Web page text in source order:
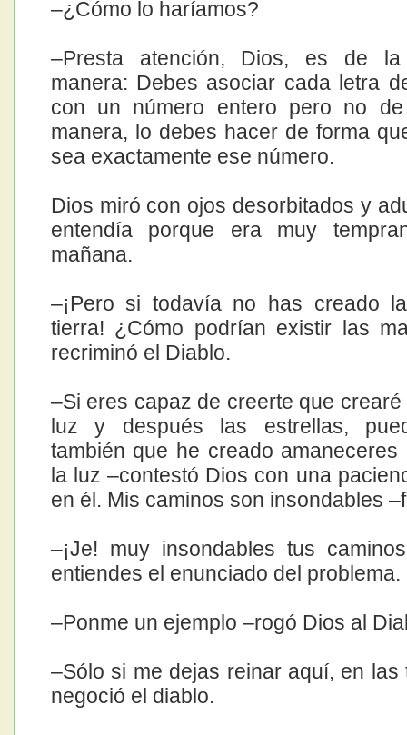
–¿Cómo lo haríamos?
–Presta atención, Dios, es de la
manera: Debes asociar cada letra
con un número entero pero no de
manera, lo debes hacer de forma
sea exactamente ese número.
Dios miró con ojos desorbitados y
entendía porque era muy
mañana.
–¡Pero si todavía no has creado
tierra! ¿Cómo podrían existir las
recriminó el Diablo.
–Si eres capaz de creerte que
luz y después las estrellas,
también que he creado amaneceres
la luz –contestó Dios con una
en él. Mis caminos son insondables
–¡Je! muy insondables tus
entiendes el enunciado del problema.
–Ponme un ejemplo –rogó Dios al
–Sólo si me dejas reinar aquí, en las
negoció el diablo.